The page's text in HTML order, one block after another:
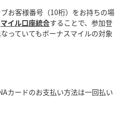
お客様番号（10桁）をお持ちの場
マイル口座統合することで、参加登
っていてもボーナスマイルの対象
カードのお支払い方法は一回払い